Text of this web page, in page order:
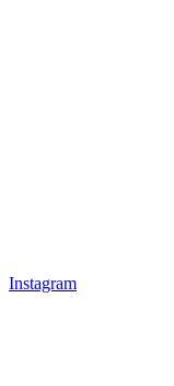
Instagram